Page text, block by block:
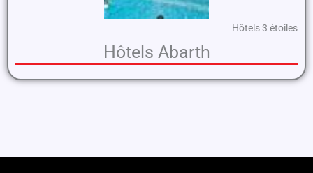
Hôtels 3 étoiles
Hôtels Abarth